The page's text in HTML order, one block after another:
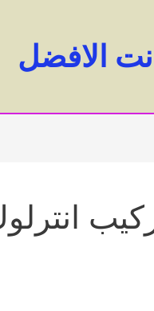
الافضل